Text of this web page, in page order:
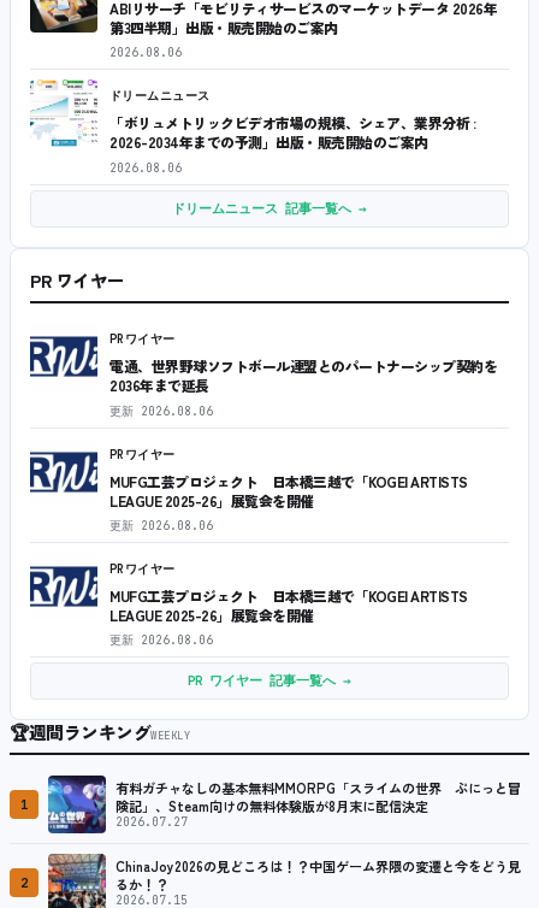
ABIリサーチ「モビリティサービスのマーケットデータ 2026年
第3四半期」出版・販売開始のご案内
2026.08.06
ドリームニュース
「ボリュメトリックビデオ市場の規模、シェア、業界分析 :
2026-2034年までの予測」出版・販売開始のご案内
2026.08.06
ドリームニュース 記事一覧へ →
PR ワイヤー
PRワイヤー
電通、世界野球ソフトボール連盟とのパートナーシップ契約を
2036年まで延長
更新 2026.08.06
PRワイヤー
MUFG工芸プロジェクト 日本橋三越で「KOGEI ARTISTS
LEAGUE 2025-26」展覧会を開催
更新 2026.08.06
PRワイヤー
MUFG工芸プロジェクト 日本橋三越で「KOGEI ARTISTS
LEAGUE 2025-26」展覧会を開催
更新 2026.08.06
PR ワイヤー 記事一覧へ →
🏆週間ランキングWEEKLY
1
有料ガチャなしの基本無料MMORPG「スライムの世界 ぷにっと冒
険記」、Steam向けの無料体験版が8月末に配信決定
2026.07.27
2
ChinaJoy2026の見どころは！？中国ゲーム界隈の変遷と今をどう見
るか！？
2026.07.15